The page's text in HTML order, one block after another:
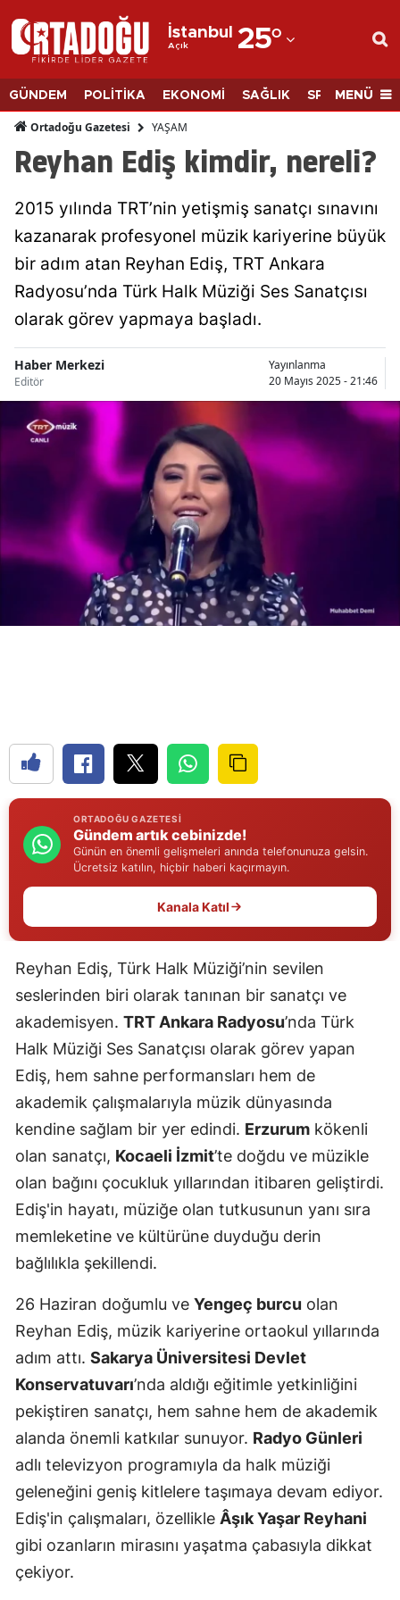
İstanbul
Açık 25°
Adana
Adıyaman
Afyonkarahisar
Ağrı
Amasya
Ankara
Antalya
Artvin
Aydın
Bilecik
Bingöl
Bitlis
Bolu
Burdur
Bursa
Denizli
Diyarbakır
Elazığ
Erzurum
Eskişehir
Gaziantep
Giresun
Gümüşhane
Hakkari
Hatay
Isparta
İzmir
Kars
Kayseri
Kırklareli
Kocaeli
Konya
GÜNDEM POLİTİKA EKONOMİ SAĞLIK SPORMENÜ
Ortadoğu Gazetesi YAŞAM
Reyhan Ediş kimdir, nereli?
2015 yılında TRT’nin yetişmiş sanatçı sınavını
kazanarak profesyonel müzik kariyerine büyük
bir adım atan Reyhan Ediş, TRT Ankara
Radyosu’nda Türk Halk Müziği Ses Sanatçısı
olarak görev yapmaya başladı.
Haber Merkezi
Editör
Yayınlanma
20 Mayıs 2025 - 21:46
ORTADOĞU GAZETESI
Gündem artık cebinizde!
Günün en önemli gelişmeleri anında telefonunuza gelsin.
Ücretsiz katılın, hiçbir haberi kaçırmayın.
Kanala Katıl
Reyhan Ediş, Türk Halk Müziği’nin sevilen
seslerinden biri olarak tanınan bir sanatçı ve
akademisyen. TRT Ankara Radyosu’nda Türk
Halk Müziği Ses Sanatçısı olarak görev yapan
Ediş, hem sahne performansları hem de
akademik çalışmalarıyla müzik dünyasında
kendine sağlam bir yer edindi. Erzurum kökenli
olan sanatçı, Kocaeli İzmit’te doğdu ve müzikle
olan bağını çocukluk yıllarından itibaren geliştirdi.
Ediş'in hayatı, müziğe olan tutkusunun yanı sıra
memleketine ve kültürüne duyduğu derin
bağlılıkla şekillendi.
26 Haziran doğumlu ve Yengeç burcu olan
Reyhan Ediş, müzik kariyerine ortaokul yıllarında
adım attı. Sakarya Üniversitesi Devlet
Konservatuvarı’nda aldığı eğitimle yetkinliğini
pekiştiren sanatçı, hem sahne hem de akademik
alanda önemli katkılar sunuyor. Radyo Günleri
adlı televizyon programıyla da halk müziği
geleneğini geniş kitlelere taşımaya devam ediyor.
Ediş'in çalışmaları, özellikle Âşık Yaşar Reyhani
gibi ozanların mirasını yaşatma çabasıyla dikkat
çekiyor.